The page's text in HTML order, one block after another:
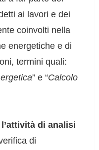
ai lavori e dei
coinvolti nella
energetiche e di
termini quali:
” e “Calcolo
di analisi
di